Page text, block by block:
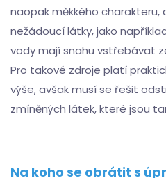
naopak měkkého
nežádoucí látky, jako
vody mají snahu vstřebávat
Pro takové zdroje platí
výše, avšak musí se řešit
zmíněných látek, které jsou
Na koho se obrátit s